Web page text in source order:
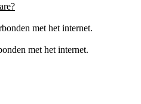
met het internet.
met het internet.